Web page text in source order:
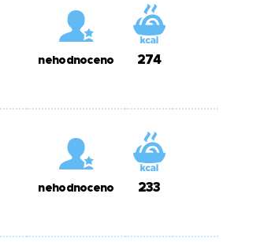
nehodnoceno 274
nehodnoceno 233